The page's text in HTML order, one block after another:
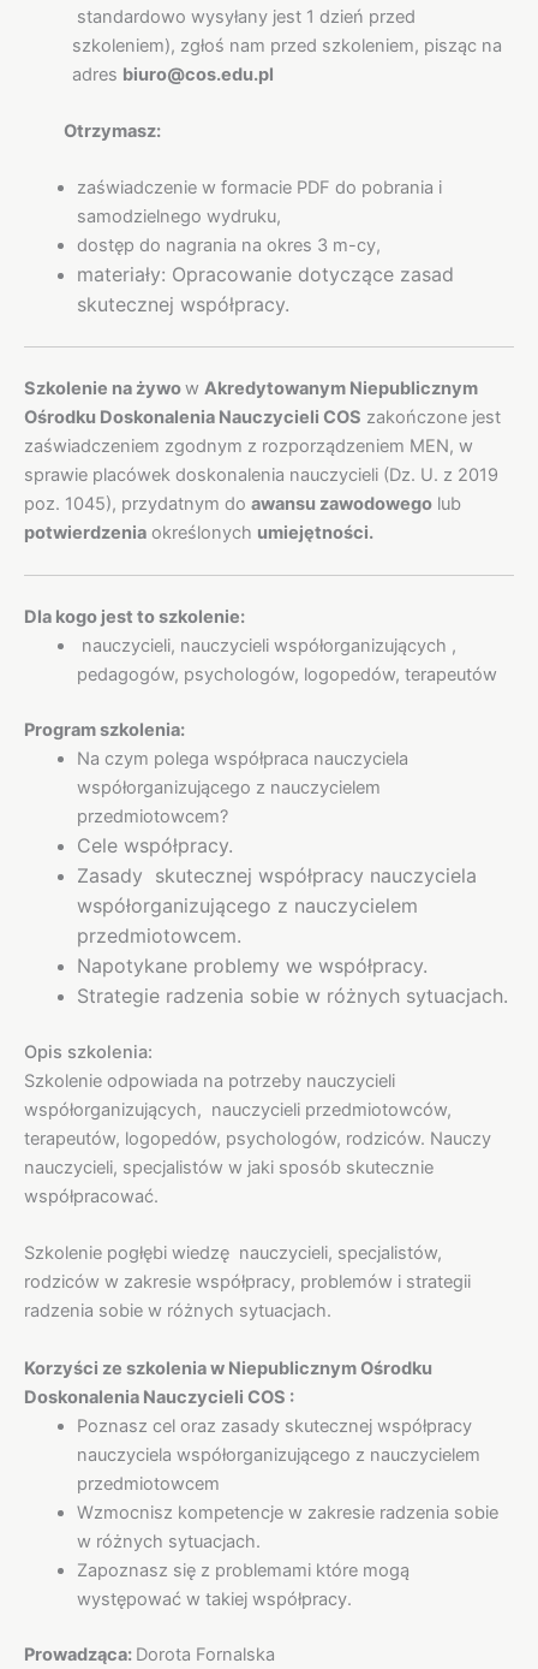
standardowo wysyłany jest 1 dzień przed
szkoleniem), zgłoś nam przed szkoleniem, pisząc na
adres biuro@cos.edu.pl
Otrzymasz:
zaświadczenie w formacie PDF do pobrania i
samodzielnego wydruku,
dostęp do nagrania na okres 3 m-cy,
materiały: Opracowanie dotyczące zasad
skutecznej współpracy.
Szkolenie na żywow Akredytowanym Niepublicznym
Ośrodku Doskonalenia Nauczycieli COS zakończone jest
zaświadczeniem zgodnym z rozporządzeniem MEN, w
sprawie placówek doskonalenia nauczycieli (Dz. U. z 2019
poz. 1045), przydatnym do awansu zawodowego lub
potwierdzenia określonych umiejętności.
Dla kogo jest to szkolenie:
nauczycieli, nauczycieli współorganizujących ,
pedagogów, psychologów, logopedów, terapeutów
Program szkolenia:
Na czym polega współpraca nauczyciela
współorganizującego z nauczycielem
przedmiotowcem?
Cele współpracy.
Zasady skutecznej współpracy nauczyciela
współorganizującego z nauczycielem
przedmiotowcem.
Napotykane problemy we współpracy.
Strategie radzenia sobie w różnych sytuacjach.
Opis szkolenia:
Szkolenie odpowiada na potrzeby nauczycieli
współorganizujących, nauczycieli przedmiotowców,
terapeutów, logopedów, psychologów, rodziców. Nauczy
nauczycieli, specjalistów w jaki sposób skutecznie
współpracować.
Szkolenie pogłębi wiedzę nauczycieli, specjalistów,
rodziców w zakresie współpracy, problemów i strategii
radzenia sobie w różnych sytuacjach.
Korzyści ze szkolenia w Niepublicznym Ośrodku
Doskonalenia Nauczycieli COS :
Poznasz cel oraz zasady skutecznej współpracy
nauczyciela współorganizującego z nauczycielem
przedmiotowcem
Wzmocnisz kompetencje w zakresie radzenia sobie
w różnych sytuacjach.
Zapoznasz się z problemami które mogą
występować w takiej współpracy.
Prowadząca: Dorota Fornalska